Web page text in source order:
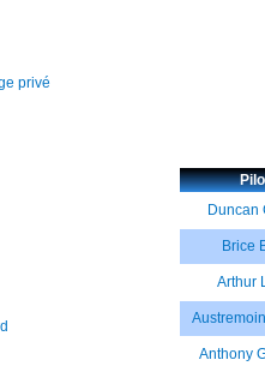
privé
Duncan
Brice
Arthur
Anthony